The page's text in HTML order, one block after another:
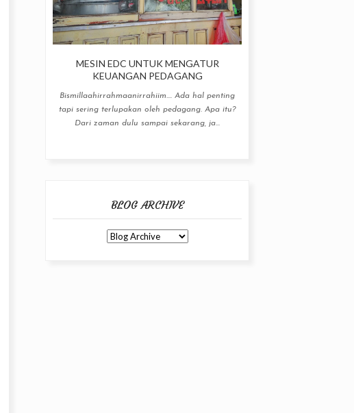
MESIN EDC UNTUK MENGATUR
KEUANGAN PEDAGANG
Bismillaahirrahmaanirrahiim.... Ada hal penting
tapi sering terlupakan oleh pedagang. Apa itu?
Dari zaman dulu sampai sekarang, ja...
BLOG ARCHIVE